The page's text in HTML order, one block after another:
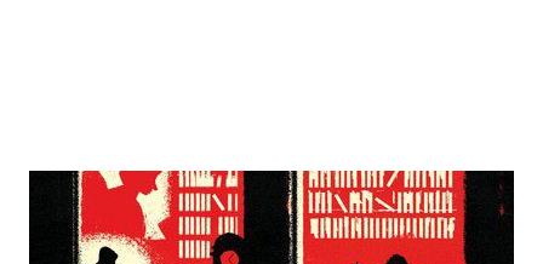
Das Haus der Regierung